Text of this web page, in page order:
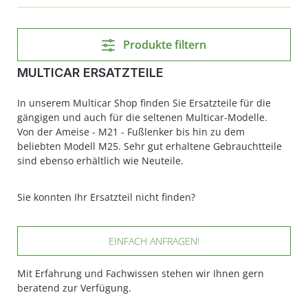
Produkte filtern
MULTICAR ERSATZTEILE
In unserem Multicar Shop finden Sie Ersatzteile für die
gängigen und auch für die seltenen Multicar-Modelle.
Von der Ameise - M21 - Fußlenker bis hin zu dem
beliebten Modell M25. Sehr gut erhaltene Gebrauchtteile
sind ebenso erhältlich wie Neuteile.
Sie konnten Ihr Ersatzteil nicht finden?
EINFACH ANFRAGEN!
Mit Erfahrung und Fachwissen stehen wir Ihnen gern
beratend zur Verfügung.